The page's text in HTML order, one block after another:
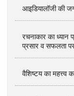
आइडियालॉजी की
रचनाकार का ध्यान
प्रसार व सफलता
वैशिष्टय का महत्त्व